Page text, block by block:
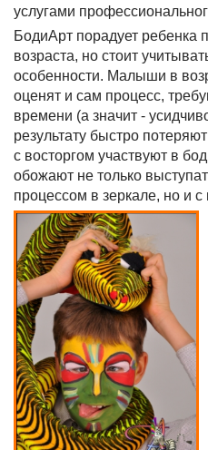
услугами
БодиАрт порадует ребенка
возраста, но стоит
особенности. Малыши в
оценят и сам процесс,
времени (а значит -
результату быстро
с восторгом участвуют в
обожают не только
процессом в зеркале, но и с